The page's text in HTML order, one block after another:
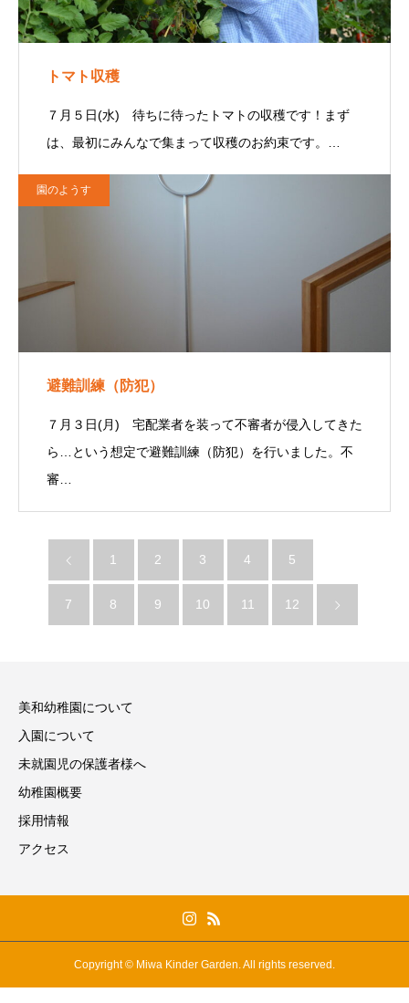
トマト収穫
７月５日(水) 待ちに待ったトマトの収穫です！まず
は、最初にみんなで集まって収穫のお約束です。…
園のようす
避難訓練（防犯）
７月３日(月) 宅配業者を装って不審者が侵入してきた
ら…という想定で避難訓練（防犯）を行いました。不
審…
1 2 3 4 5
7 8 9 10 11 12
美和幼稚園について
入園について
未就園児の保護者様へ
幼稚園概要
採用情報
アクセス
Copyright © Miwa Kinder Garden. All rights reserved.